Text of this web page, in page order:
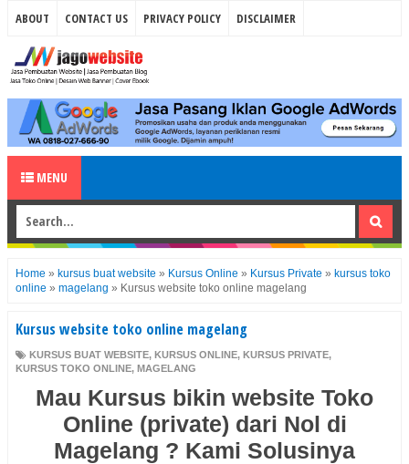
ABOUT CONTACT US PRIVACY POLICY DISCLAIMER
MENU
Home » kursus buat website » Kursus Online » Kursus Private » kursus toko
online » magelang » Kursus website toko online magelang
Kursus website toko online magelang
KURSUS BUAT WEBSITE, KURSUS ONLINE, KURSUS PRIVATE,
KURSUS TOKO ONLINE, MAGELANG
Mau Kursus bikin website Toko
Online (private) dari Nol di
Magelang ? Kami Solusinya